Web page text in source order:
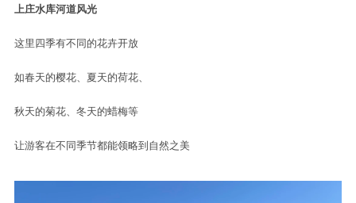
上庄水库河道风光
这里四季有不同的花卉开放
如春天的樱花、夏天的荷花、
秋天的菊花、冬天的蜡梅等
让游客在不同季节都能领略到自然之美